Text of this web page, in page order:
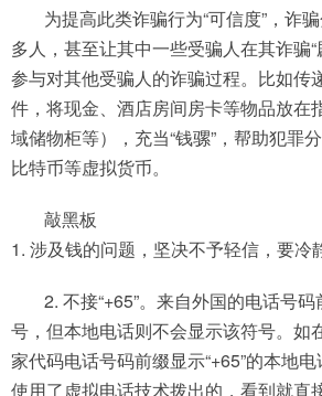
为提高此类诈骗行为“可信度”，诈
多人，甚至让其中一些受骗人在其诈骗“
参与对其他受骗人的诈骗过程。比如传
件，将现金、酒店房间房卡等物品放在
域储物柜等），充当“钱骡”，帮助犯罪
比特币等虚拟货币。
敲黑板
1. 涉及钱的问题，坚决不予轻信，要冷
2. 不接“+65”。来自外国的电话号码
号，但本地电话则不会显示该符号。如
家代码电话号码前缀显示“+65”的本地
使用了虚拟电话技术拨出的，看到就直